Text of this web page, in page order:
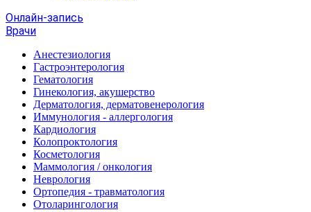
Онлайн-запись
Врачи
Анестезиология
Гастроэнтерология
Гематология
Гинекология, акушерство
Дерматология, дерматовенерология
Иммунология - аллергология
Кардиология
Колопроктология
Косметология
Маммология / онкология
Неврология
Ортопедия - травматология
Отоларингология